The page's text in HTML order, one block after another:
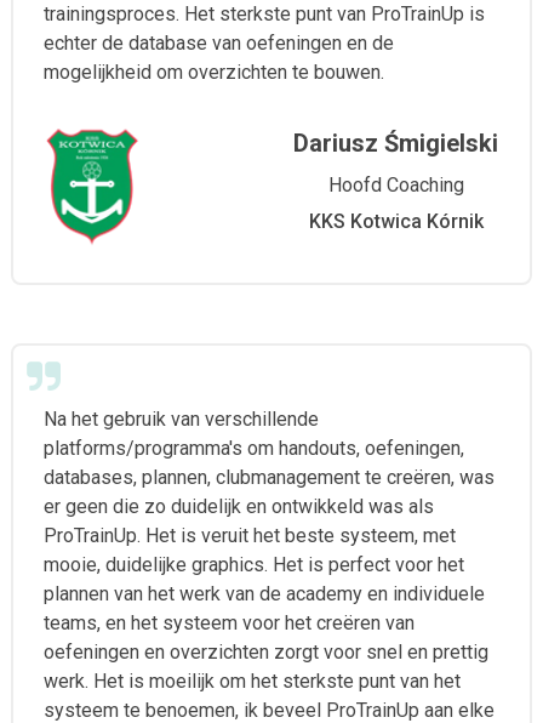
trainingsproces. Het sterkste punt van ProTrainUp is
echter de database van oefeningen en de
mogelijkheid om overzichten te bouwen.
Dariusz Śmigielski
Hoofd Coaching
KKS Kotwica Kórnik
Na het gebruik van verschillende
platforms/programma's om handouts, oefeningen,
databases, plannen, clubmanagement te creëren, was
er geen die zo duidelijk en ontwikkeld was als
ProTrainUp. Het is veruit het beste systeem, met
mooie, duidelijke graphics. Het is perfect voor het
plannen van het werk van de academy en individuele
teams, en het systeem voor het creëren van
oefeningen en overzichten zorgt voor snel en prettig
werk. Het is moeilijk om het sterkste punt van het
systeem te benoemen, ik beveel ProTrainUp aan elke